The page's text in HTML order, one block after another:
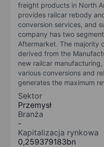
freight products in North
provides railcar rebody
conversion services, and
company has two
Aftermarket. The majority
derived from the
new railcar
various conversions and
generates the maximum
Sektor
Przemysł
Branża
-
Kapitalizacja rynkowa
0,259379183bn